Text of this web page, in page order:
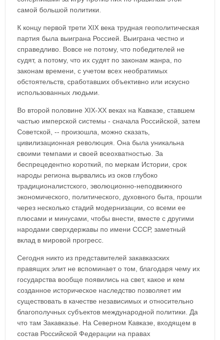
самой большой политики.
К концу первой трети XIX века трудная геополитическая
партия была выиграна Россией. Выиграна честно и
справедливо. Вовсе не потому, что победителей не
судят, а потому, что их судят по законам жанра, по
законам времени, с учетом всех необратимых
обстоятельств, сработавших объективно или искусно
использованных людьми.
Во второй половине XIX-XX веках на Кавказе, ставшем
частью имперской системы - сначала Российской, затем
Советской, -- произошла, можно сказать,
цивилизационная революция. Она была уникальна
своими темпами и своей всеохватностью. За
беспрецедентно короткий, по меркам Истории, срок
народы региона вырвались из оков глубоко
традиционалистского, эволюционно-неподвижного
экономического, политического, духовного быта, прошли
через несколько стадий модернизации, со всеми ее
плюсами и минусами, чтобы внести, вместе с другими
народами сверхдержавы по имени СССР, заметный
вклад в мировой прогресс.
Сегодня никто из представителей закавказских
правящих элит не вспоминает о том, благодаря чему их
государства вообще появились на свет, какое и кем
созданное историческое наследство позволяет им
существовать в качестве независимых и относительно
благополучных субъектов международной политики. Да
что там Закавказье. На Северном Кавказе, входящем в
состав Российской Федерации на правах